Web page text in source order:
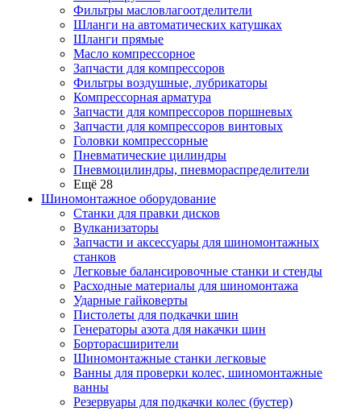
Фильтры масловлагоотделители
Шланги на автоматических катушках
Шланги прямые
Масло компрессорное
Запчасти для компрессоров
Фильтры воздушные, лубрикаторы
Компрессорная арматура
Запчасти для компрессоров поршневых
Запчасти для компрессоров винтовых
Головки компрессорные
Пневматические цилиндры
Пневмоцилиндры, пневмораспределители
Ещё 28
Шиномонтажное оборудование
Станки для правки дисков
Вулканизаторы
Запчасти и аксессуары для шиномонтажных
станков
Легковые балансировочные станки и стенды
Расходные материалы для шиномонтажа
Ударные гайковерты
Пистолеты для подкачки шин
Генераторы азота для накачки шин
Борторасширители
Шиномонтажные станки легковые
Ванны для проверки колес, шиномонтажные
ванны
Резервуары для подкачки колес (бустер)